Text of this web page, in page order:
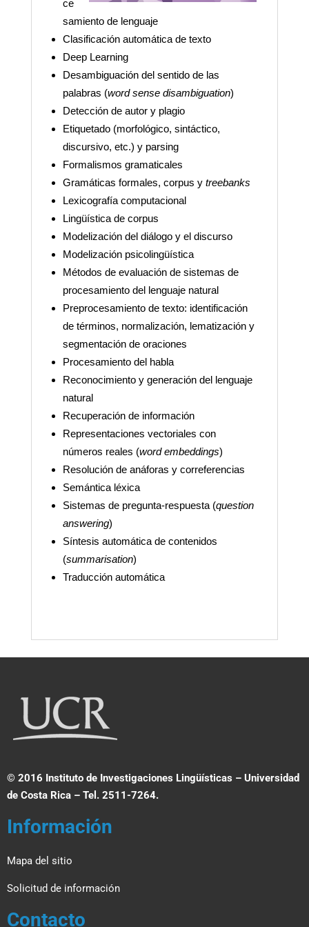
ce
samiento de lenguaje
Clasificación automática de texto
Deep Learning
Desambiguación del sentido de las
palabras (word sense disambiguation)
Detección de autor y plagio
Etiquetado (morfológico, sintáctico,
discursivo, etc.) y parsing
Formalismos gramaticales
Gramáticas formales, corpus y treebanks
Lexicografía computacional
Lingüística de corpus
Modelización del diálogo y el discurso
Modelización psicolingüística
Métodos de evaluación de sistemas de
procesamiento del lenguaje natural
Preprocesamiento de texto: identificación
de términos, normalización, lematización y
segmentación de oraciones
Procesamiento del habla
Reconocimiento y generación del lenguaje
natural
Recuperación de información
Representaciones vectoriales con
números reales (word embeddings)
Resolución de anáforas y correferencias
Semántica léxica
Sistemas de pregunta-respuesta (question
answering)
Síntesis automática de contenidos
(summarisation)
Traducción automática
© 2016 Instituto de Investigaciones Lingüísticas – Universidad
de Costa Rica – Tel. 2511-7264.
Información
Mapa del sitio
Solicitud de información
Contacto